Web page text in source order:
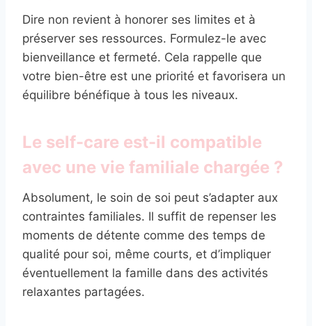
Dire non revient à honorer ses limites et à
préserver ses ressources. Formulez-le avec
bienveillance et fermeté. Cela rappelle que
votre bien-être est une priorité et favorisera un
équilibre bénéfique à tous les niveaux.
Le self-care est-il compatible
avec une vie familiale chargée ?
Absolument, le soin de soi peut s’adapter aux
contraintes familiales. Il suffit de repenser les
moments de détente comme des temps de
qualité pour soi, même courts, et d’impliquer
éventuellement la famille dans des activités
relaxantes partagées.